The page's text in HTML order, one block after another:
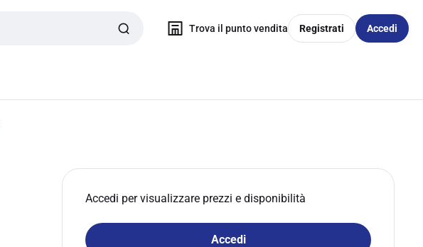
Trova il punto vendita Registrati Accedi
Accedi per visualizzare prezzi e disponibilità
Accedi